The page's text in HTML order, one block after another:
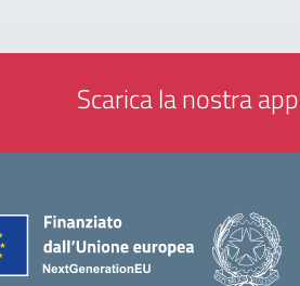
Scarica la nostra